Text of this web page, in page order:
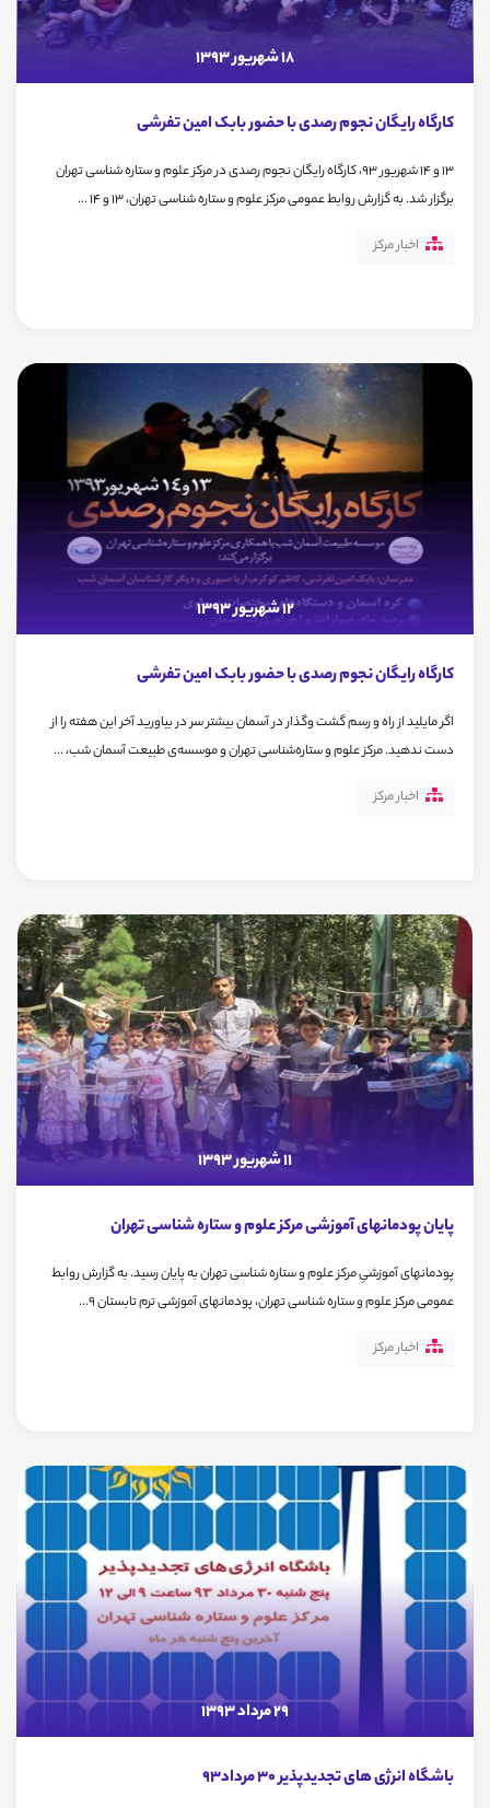
18 شهریور 1393
کارگاه رایگان نجوم رصدی با حضور بابک امین تفرشی
13 و 14 شهریور 93، کارگاه رایگان نجوم رصدی در مرکز علوم و ستاره شناسی تهران
برگزار شد. به گزارش روابط عمومی مرکز علوم و ستاره شناسی تهران، 13 و 14 ...
اخبار مرکز
12 شهریور 1393
کارگاه رایگان نجوم رصدی با حضور بابک امین تفرشی
اگر مایلید از راه و رسم گشت‌ وگذار در آسمان بیشتر سر در بیاورید آخر این هفته را از
دست ندهید. مرکز علوم و ستاره‌شناسی تهران و موسسه‌ی طبیعت آسمان شب، ...
اخبار مرکز
11 شهریور 1393
پایان پودمانهای آموزشی مرکز علوم و ستاره شناسی تهران
پودمانهای آموزشیِ مرکز علوم و ستاره شناسی تهران به پایان رسید. به گزارش روابط
عمومی مرکز علوم و ستاره شناسی تهران، پودمانهای آموزشی ترم تابستان 9...
اخبار مرکز
29 مرداد 1393
باشگاه انرژی های تجدیدپذیر 30 مرداد93